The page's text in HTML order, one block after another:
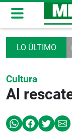
sistema tributario
Cultura
Al